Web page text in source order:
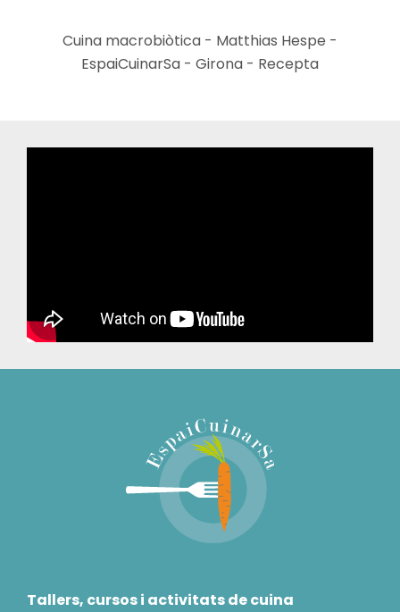
Cuina macrobiòtica - Matthias Hespe -
EspaiCuinarSa - Girona - Recepta
Tallers, cursos i activitats de cuina